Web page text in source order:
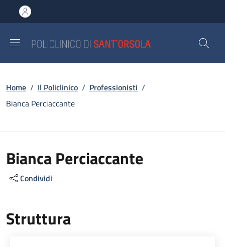
al contenuto principale
to footer content
Briciole di pane
Home / Il Policlinico / Professionisti /
Bianca Perciaccante
Bianca Perciaccante
Condividi
Struttura